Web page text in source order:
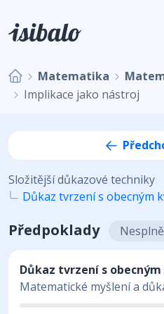
Matematika
Implikace jako nástroj
Složitější důkazové techniky
Důkaz tvrzení s obecným
Předpoklady
Důkaz tvrzení s
Matematické myšlení a